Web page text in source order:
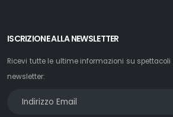
ISCRIZIONE ALLA NEWSLETTER
Ricevi tutte le ultime informazioni su
newsletter: